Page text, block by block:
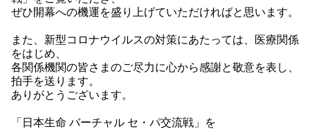
ぜひ開幕への機運を盛り上げていただければと思います。
また、新型コロナウイルスの対策にあたっては、医療関係
をはじめ、
各関係機関の皆さまのご尽力に心から感謝と敬意を表し、
拍手を送ります。
ありがとうございます。
「日本生命 バーチャル セ・パ交流戦」を